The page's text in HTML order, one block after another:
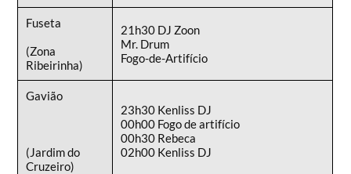
Fuseta
(Zona
Ribeirinha)
21h30 DJ Zoon
Mr. Drum
Fogo-de-Artifício
Gavião
(Jardim do
Cruzeiro)
23h30 Kenliss DJ
00h00 Fogo de artifício
00h30 Rebeca
02h00 Kenliss DJ